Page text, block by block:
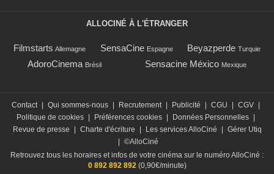
ALLOCINÉ À L'ÉTRANGER
Filmstarts Allemagne SensaCine Espagne Beyazperde Turquie
AdoroCinema Brésil Sensacine México Mexique
Contact Qui sommes-nous Recrutement Publicité CGU CGV
Politique de cookies
Préférences cookies Données Personnelles
Revue de presse
Charte d'écriture Les services AlloCiné
Gérer Utiq
©AlloCiné
Retrouvez tous les horaires et infos de votre cinéma sur le numéro AlloCiné :
0 892 892 892(0,90€/minute)